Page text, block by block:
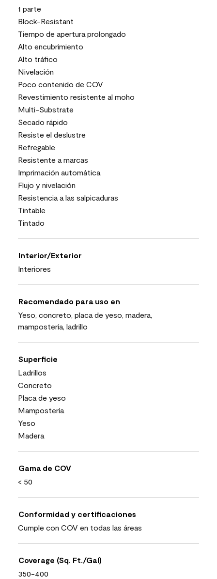
1 parte
Block-Resistant
Tiempo de apertura prolongado
Alto encubrimiento
Alto tráfico
Nivelación
Poco contenido de COV
Revestimiento resistente al moho
Multi-Substrate
Secado rápido
Resiste el deslustre
Refregable
Resistente a marcas
Imprimación automática
Flujo y nivelación
Resistencia a las salpicaduras
Tintable
Tintado
Interior/Exterior
Interiores
Recomendado para uso en
Yeso, concreto, placa de yeso, madera,
mampostería, ladrillo
Superficie
Ladrillos
Concreto
Placa de yeso
Mampostería
Yeso
Madera
Gama de COV
< 50
Conformidad y certificaciones
Cumple con COV en todas las áreas
Coverage (Sq. Ft./Gal)
350-400